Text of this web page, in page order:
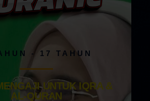
- 17 TAHUN
UNTUK IQRA &
AL-QURAN